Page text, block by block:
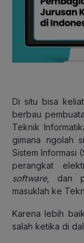
Di situ bisa
berbau
Teknik
gimana ngolah
Sistem Informasi
perangkat
software, dan
masuklah ke
Karena lebih
salah ketika di